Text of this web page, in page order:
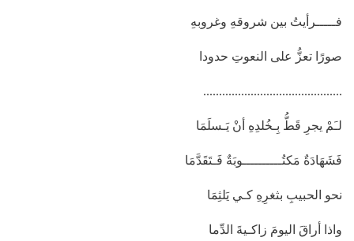
فـــــرأيتُ بين شروقهِ وغروبهِ
صورًا تعزُّ على النعوتِ حدودا
............................................
لـَمْ يجرِ قَطُّ بِـخُلدِهِ أنْ يَـسلَمَا
فَشَهَادَةٌ مَكتُــــــــــوبَةٌ فَـتَقَدَّمَا
نحو الحبيبِ بثغرِهِ كـي يَلثِمَا
واذا أراقَ اليومَ زاكـيةَ الدِّما